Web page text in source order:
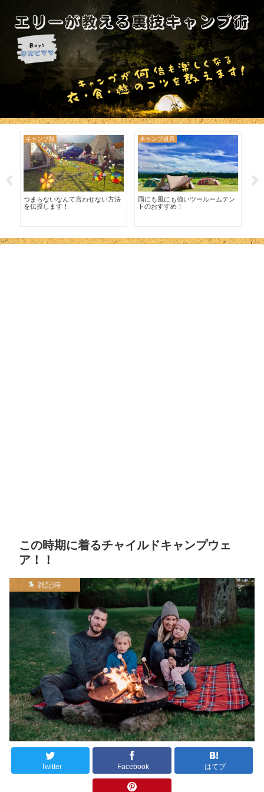
キャンプ飯
エリーおすすめ、うれしい・おい
しい絶品スキレット料理！
キャンプ飯
キャンプに行けなくてもお家でキ
ャンプ飯を楽しんで！
この時期に着るチャイルドキャンプウェ
ア！！
雑記時
Twitter Facebook はてブ